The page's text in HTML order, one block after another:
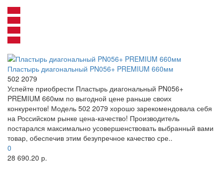
Пластырь диагональный PN056+ PREMIUM 660мм
502 2079
Успейте приобрести Пластырь диагональный PN056+
PREMIUM 660мм по выгодной цене раньше своих
конкурентов! Модель 502 2079 хорошо зарекомендовала себя
на Российском рынке цена-качество! Производитель
постарался максимально усовершенствовать выбранный вами
товар, обеспечив этим безупречное качество сре..
0
28 690.20 р.